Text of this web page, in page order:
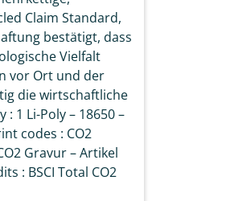
Claim Standard,
bestätigt, dass
Vielfalt
vor Ort und der
die wirtschaftliche
1 Li-Poly – 18650 –
codes : CO2
Gravur – Artikel
: BSCI Total CO2